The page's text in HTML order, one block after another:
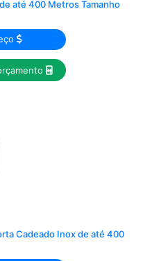
até 400 Metros Tamanho
Cadeado Inox de até 400